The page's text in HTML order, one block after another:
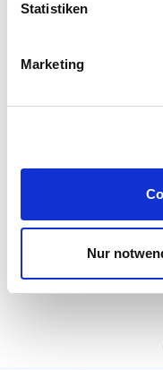
Statistiken
Marketing
Nur